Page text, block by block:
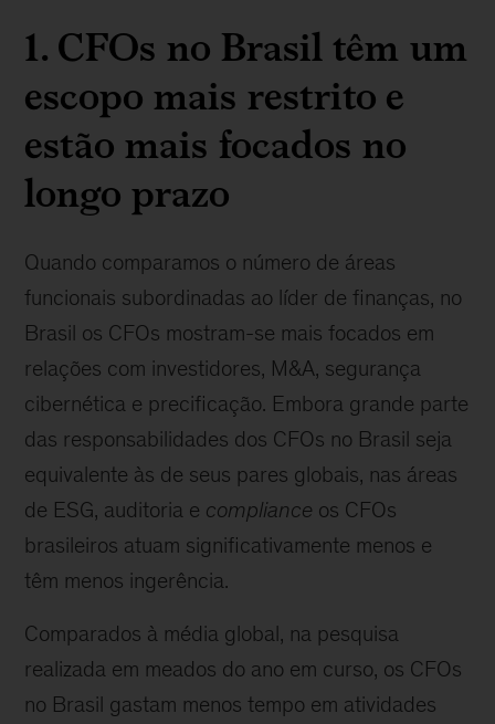
1. CFOs no Brasil têm um
escopo mais restrito e
estão mais focados no
longo prazo
Quando comparamos o número de áreas
funcionais subordinadas ao líder de finanças, no
Brasil os CFOs mostram-se mais focados em
relações com investidores, M&A, segurança
cibernética e precificação. Embora grande parte
das responsabilidades dos CFOs no Brasil seja
equivalente às de seus pares globais, nas áreas
de ESG, auditoria e compliance os CFOs
brasileiros atuam significativamente menos e
têm menos ingerência.
Comparados à média global, na pesquisa
realizada em meados do ano em curso, os CFOs
no Brasil gastam menos tempo em atividades